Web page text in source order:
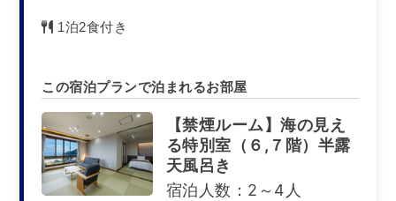
1泊2食付き
この宿泊プランで泊まれるお部屋
【禁煙ルーム】海の見え
る特別室（６,７階）半露
天風呂き
宿泊人数：2～4人